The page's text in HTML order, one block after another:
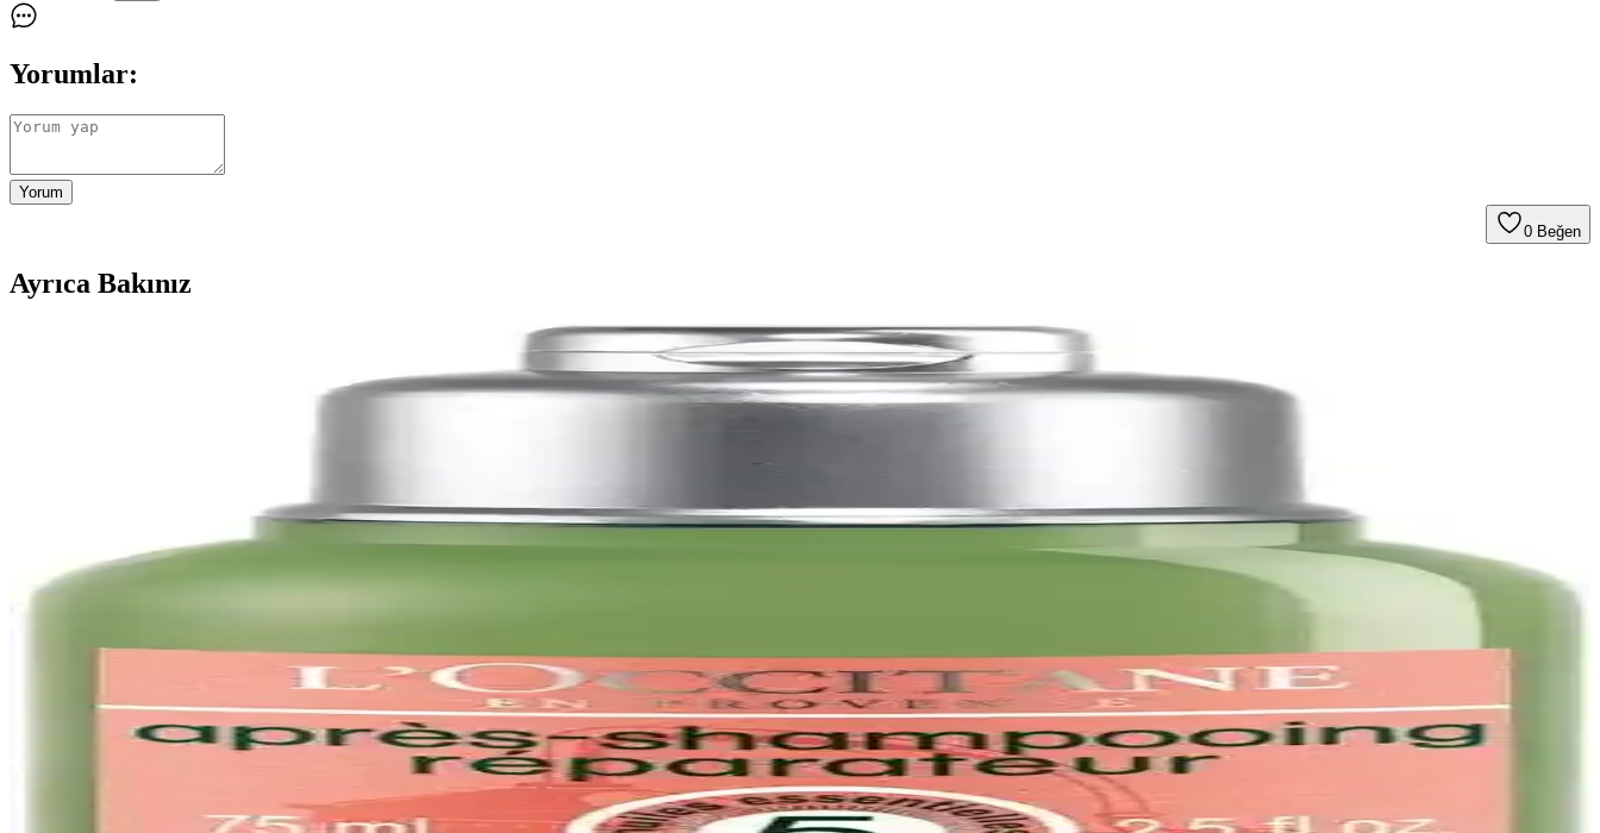
Yorumlar:
Yorum
0 Beğen
Ayrıca Bakınız
Kısa Saç ve Tırnakların Pratikliği ile Doğal Güzelliğin Yeniden Tanımlanması
Kısa saç ve tırnaklar, pratiklik, hijyen ve zihinsel rahatlama sunarak doğal güzelliği ve bakım anlayışını yeniden şekillendiriyor. Bu yaklaşım, bireysel özgürlük ve rahatlığı ön plana çıkarıyor.
Alman Menşeli Mini UV LED Tırnak Lambası: Hızlı ve Pratik Tırnak Kurutma Çözümü
Mini UV LED tırnak lambası, taşınabilirliği ve teknolojisiyle hızlı ve güvenli tırnak kurutma imkanı sunar. Seyahat ve günlük kullanım için ideal, estetik ve pratik çözüm sağlar.
Doğal uzun tırnakların sağlıklı ve estetik kalması için düzenli bakım, nemlendirme ve kimyasal ürünlerden kaçınmak önemlidir. Bu yöntemler tırnakların kırılmasını önler ve doğal yapısını korur.
Pembe Oje Tonları: Flormar, Beymen ve Hepsiburada'da Zarif ve Canlı Seçenekler
Pembe oje tonları, Flormar, Beymen ve Hepsiburada gibi platformlarda geniş seçeneklerle sunuluyor. Farklı dokular ve renklerle tırnak makyajınızda şıklık ve canlılık yakalayın.
İlk Kez Tırnak Bakımı Yaptırmak İsteyenler İçin Sağlıklı ve Estetik Rehber